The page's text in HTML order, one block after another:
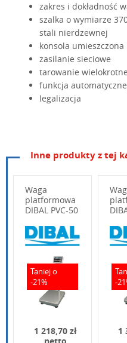
zakres i dokładność
szalka o wymiarze
stali nierdzewnej
konsola
zasilanie sieciowe
tarowanie wielokrotne
funkcja
legalizacja
Zakres i dokładność
Wyświetlacz:
Źródło zasilania i pobór
Temperatura pracy:
Wilgotność:
Wpisz poniżej swoje pytanie
Inne produkty z tej
Waga
platformowa
DIBAL PVC-50
Taniej o
-21%
1 218,70 zł
-
1